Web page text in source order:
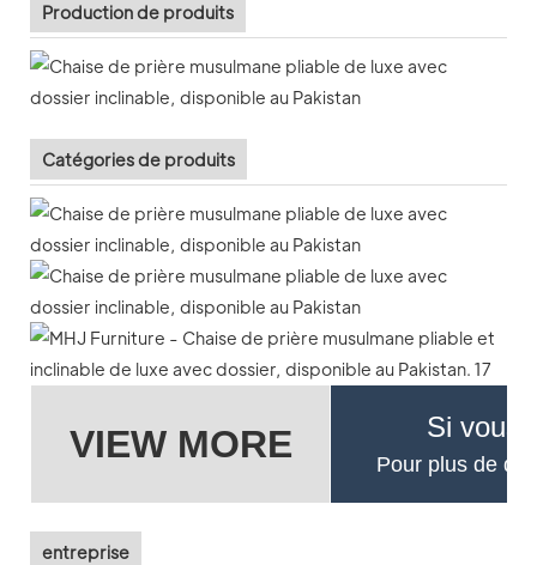
Production de produits
Catégories de produits
VIEW MORE Si vous
Pour plus de
entreprise